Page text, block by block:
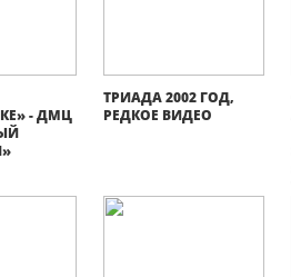
- ДМЦ
ТРИАДА 2002 ГОД,
РЕДКОЕ ВИДЕО